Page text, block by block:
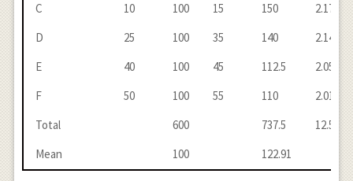
C
10 100 15 150
2.1761
D
25 100 35 140
2.1461
E
40 100 45 112.5
2.0500
F
50 100 55 110
2.0141
Total
600 737.5
12.5105
Mean
100 122.91